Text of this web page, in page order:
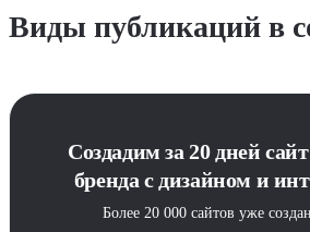
Виды публикаций в
Создадим за 20 дней
бренда с дизайном и
Более 20 000 сайтов уже